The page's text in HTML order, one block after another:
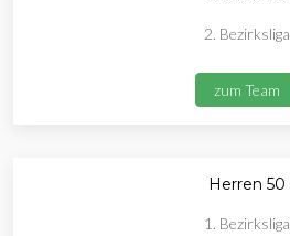
2. Bezirksliga
zum Team
Herren 50
1. Bezirksliga